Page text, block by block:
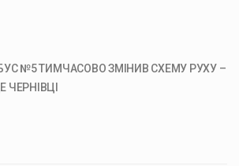
№5 ТИМЧАСОВО ЗМІНИВ СХЕМУ РУХУ –
ЧЕРНІВЦІ